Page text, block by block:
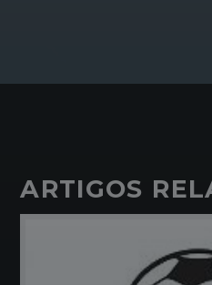
ARTIGOS